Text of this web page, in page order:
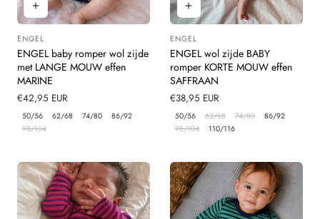
Leverancier:
ENGEL
ENGEL baby romper wol zijde
met LANGE MOUW effen
MARINE
Normale
prijs
€42,95 EUR
50/56 62/68 74/80
86/92
98/104
Leverancier:
ENGEL
ENGEL wol zijde BABY
romper KORTE MOUW effen
SAFFRAAN
Normale
prijs
€38,95 EUR
50/56 62/68 74/80
86/92
98/104
110/116